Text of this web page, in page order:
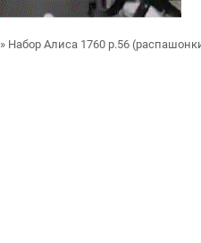
» Набор Алиса 1760 р.56